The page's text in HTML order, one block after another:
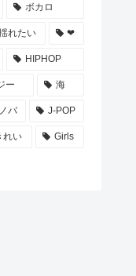
ボカロ
れたい ❤
HIPHOP
ー 海
バ J-POP
れい Girls